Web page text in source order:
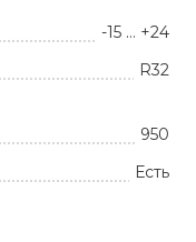
-15 … +24
R32
950
Есть